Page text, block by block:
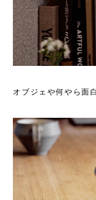
オブジェや何やら面